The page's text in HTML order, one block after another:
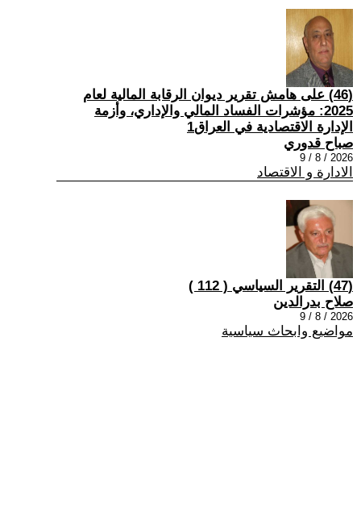
(46) على هامش تقرير ديوان الرقابة المالية لعام
2025: مؤشرات الفساد المالي والإداري، وأزمة
الإدارة الاقتصادية في العراق1
صباح قدوري
2026 / 8 / 9
الادارة و الاقتصاد
(47) التقرير السياسي ( 112 )
صلاح بدرالدين
2026 / 8 / 9
مواضيع وابحاث سياسية